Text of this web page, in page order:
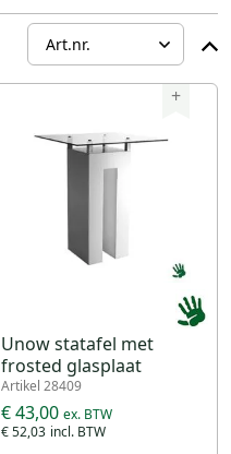
+
Unow statafel met
frosted glasplaat
Artikel 28409
€ 52,03
€ 43,00